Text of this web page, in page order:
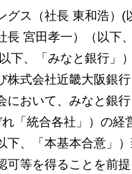
グス（社長 東和浩）
長 宮田孝一）（以下
下、「みなと銀行」
株式会社近畿大阪銀
において、みなと銀
「統合各社」）の
下、「本基本合意」
等を得ることを前提